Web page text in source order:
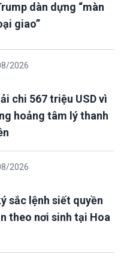
dàn dựng “màn
giao”
2026
chi 567 triệu USD vì
hoảng tâm lý thanh
2026
sắc lệnh siết quyền
theo nơi sinh tại Hoa